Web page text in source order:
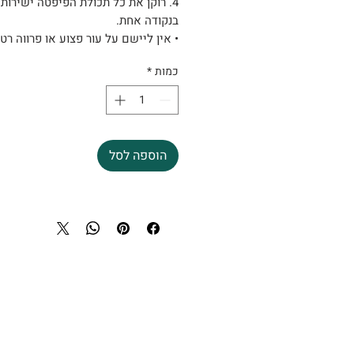
בנקודה אחת.
• אין ליישם על עור פצוע או פרווה
כמות*
הוספה לסל